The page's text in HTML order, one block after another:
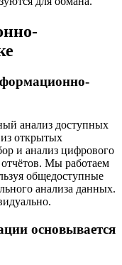
анализ доступных
открытых
и анализ цифрового
Мы работаем
общедоступные
анализа данных.
основывается